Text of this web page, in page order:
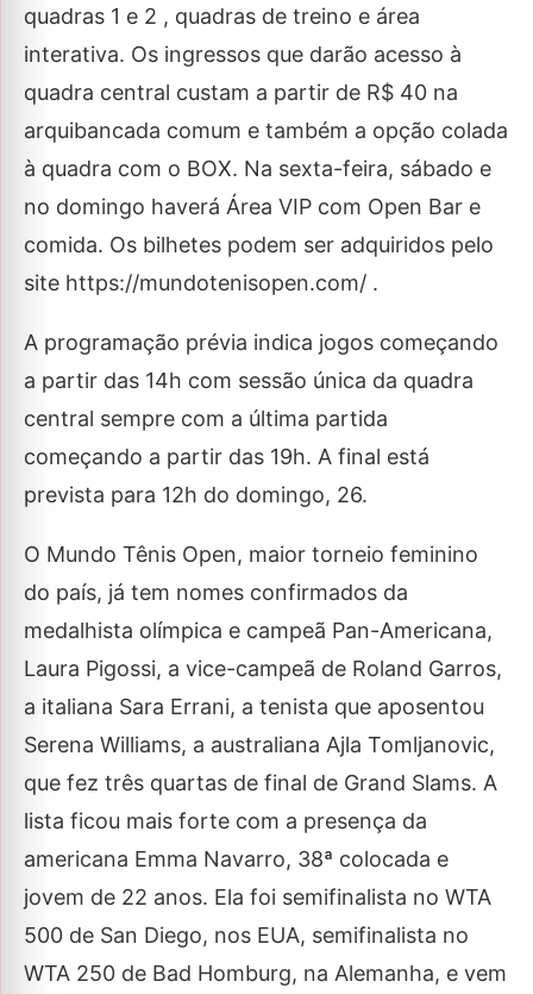
quadras 1 e 2 , quadras de treino e área
interativa. Os ingressos que darão acesso à
quadra central custam a partir de R$ 40 na
arquibancada comum e também a opção colada
à quadra com o BOX. Na sexta-feira, sábado e
no domingo haverá Área VIP com Open Bar e
comida. Os bilhetes podem ser adquiridos pelo
site https://mundotenisopen.com/ .
A programação prévia indica jogos começando
a partir das 14h com sessão única da quadra
central sempre com a última partida
começando a partir das 19h. A final está
prevista para 12h do domingo, 26.
O Mundo Tênis Open, maior torneio feminino
do país, já tem nomes confirmados da
medalhista olímpica e campeã Pan-Americana,
Laura Pigossi, a vice-campeã de Roland Garros,
a italiana Sara Errani, a tenista que aposentou
Serena Williams, a australiana Ajla Tomljanovic,
que fez três quartas de final de Grand Slams. A
lista ficou mais forte com a presença da
americana Emma Navarro, 38ª colocada e
jovem de 22 anos. Ela foi semifinalista no WTA
500 de San Diego, nos EUA, semifinalista no
WTA 250 de Bad Homburg, na Alemanha, e vem